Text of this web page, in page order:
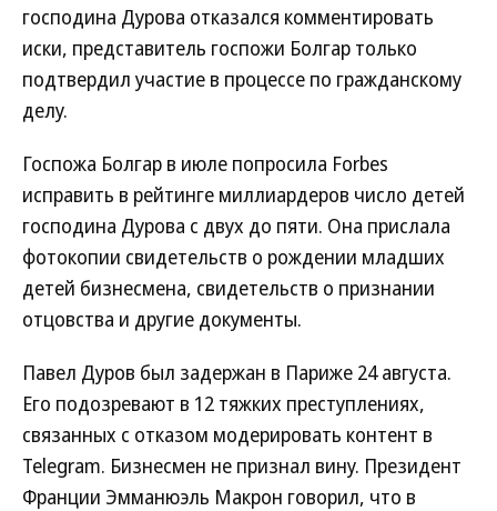
господина Дурова отказался комментировать
иски, представитель госпожи Болгар только
подтвердил участие в процессе по гражданскому
делу.
Госпожа Болгар в июле попросила Forbes
исправить в рейтинге миллиардеров число детей
господина Дурова с двух до пяти. Она прислала
фотокопии свидетельств о рождении младших
детей бизнесмена, свидетельств о признании
отцовства и другие документы.
Павел Дуров был задержан в Париже 24 августа.
Его подозревают в 12 тяжких преступлениях,
связанных с отказом модерировать контент в
Telegram. Бизнесмен не признал вину. Президент
Франции Эмманюэль Макрон говорил, что в